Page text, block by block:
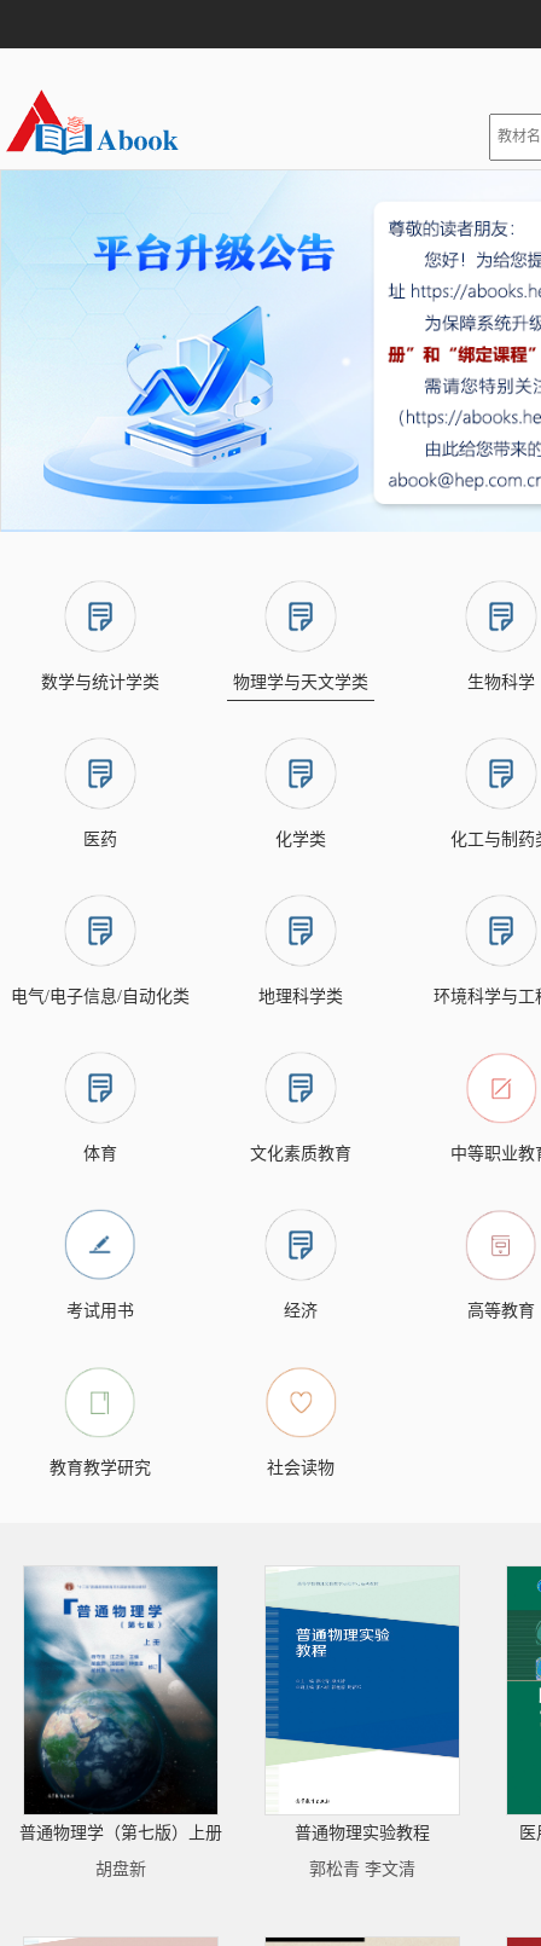
数学与统计学类 物理学与天文学类 生物科学
医药 化学类 化工与制药
电气/电子信息/自动化类 地理科学类 环境科学与工
体育 文化素质教育 中等职业教
考试用书 经济 高等教育
教育教学研究 社会读物
普通物理学（第七版）上册
胡盘新
普通物理实验教程
郭松青 李文清